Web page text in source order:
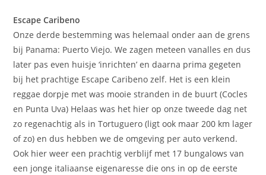
Escape Caribeno
Onze derde bestemming was helemaal onder aan de grens
bij Panama: Puerto Viejo. We zagen meteen vanalles en dus
later pas even huisje ‘inrichten’ en daarna prima gegeten
bij het prachtige Escape Caribeno zelf. Het is een klein
reggae dorpje met was mooie stranden in de buurt (Cocles
en Punta Uva) Helaas was het hier op onze tweede dag net
zo regenachtig als in Tortuguero (ligt ook maar 200 km lager
of zo) en dus hebben we de omgeving per auto verkend.
Ook hier weer een prachtig verblijf met 17 bungalows van
een jonge italiaanse eigenaresse die ons in op de eerste